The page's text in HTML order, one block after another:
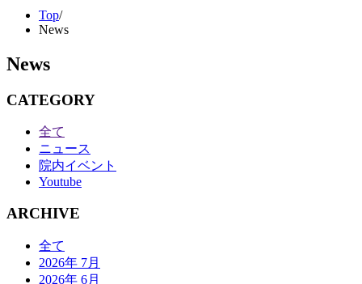
Top/
News
News
CATEGORY
全て
ニュース
院内イベント
Youtube
ARCHIVE
全て
2026年 7月
2026年 6月